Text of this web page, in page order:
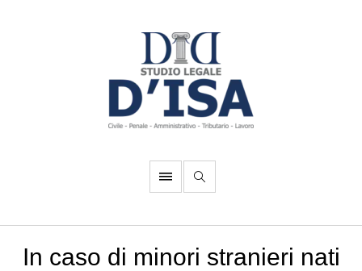
In caso di minori stranieri nati